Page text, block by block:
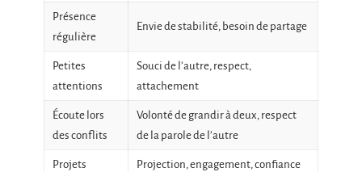
Présence
régulière
Envie de stabilité, besoin de partage
Petites
attentions
Souci de l’autre, respect,
attachement
Écoute lors
des conflits
Volonté de grandir à deux, respect
de la parole de l’autre
Projets
Projection, engagement, confiance